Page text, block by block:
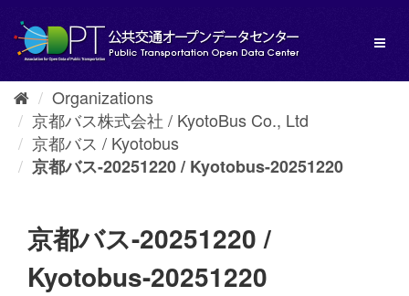
content
Organizations
京都バス株式会社 / KyotoBus Co., Ltd
京都バス / Kyotobus
京都バス-20251220 / Kyotobus-20251220
京都バス-20251220 /
Kyotobus-20251220